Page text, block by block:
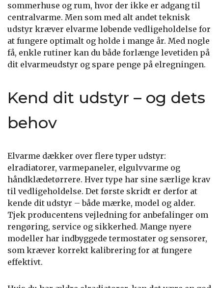
sommerhuse og rum, hvor der ikke er adgang til
centralvarme. Men som med alt andet teknisk
udstyr kræver elvarme løbende vedligeholdelse for
at fungere optimalt og holde i mange år. Med nogle
få, enkle rutiner kan du både forlænge levetiden på
dit elvarmeudstyr og spare penge på elregningen.
Kend dit udstyr – og dets
behov
Elvarme dækker over flere typer udstyr:
elradiatorer, varmepaneler, elgulvvarme og
håndklædetørrere. Hver type har sine særlige krav
til vedligeholdelse. Det første skridt er derfor at
kende dit udstyr – både mærke, model og alder.
Tjek producentens vejledning for anbefalinger om
rengøring, service og sikkerhed. Mange nyere
modeller har indbyggede termostater og sensorer,
som kræver korrekt kalibrering for at fungere
effektivt.